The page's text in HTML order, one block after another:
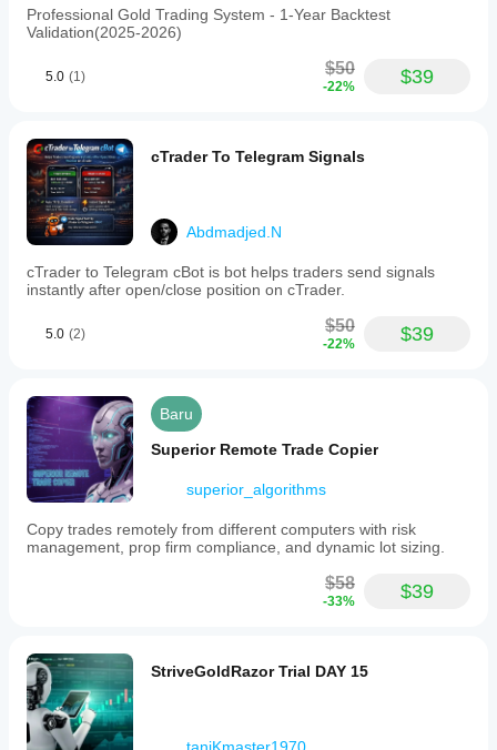
Professional Gold Trading System - 1-Year Backtest
Validation(2025-2026)
5.0 (1) $50
-22% $39
cTrader To Telegram Signals
Abdmadjed.N
cTrader to Telegram cBot is bot helps traders send signals
instantly after open/close position on cTrader.
5.0 (2) $50
-22% $39
Baru
Superior Remote Trade Copier
superior_algorithms
Copy trades remotely from different computers with risk
management, prop firm compliance, and dynamic lot sizing.
$58
-33% $39
StriveGoldRazor Trial DAY 15